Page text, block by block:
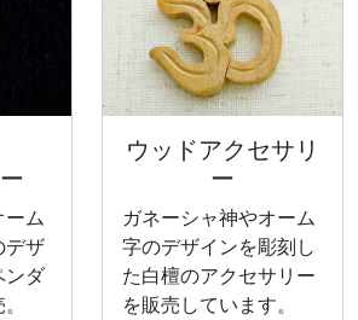
ーム
デザ
ンダ
ウッドアクセサリ
ー
ガネーシャ神やオーム
字のデザインを彫刻し
た白檀のアクセサリー
を販売しています。